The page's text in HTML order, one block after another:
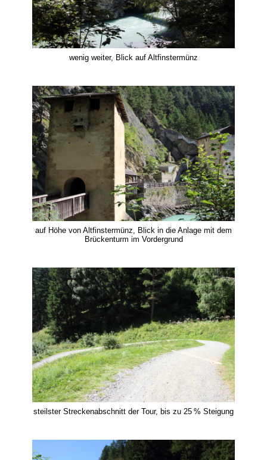
wenig weiter, Blick auf Altfinstermünz
auf Höhe von Altfinstermünz, Blick in die Anlage mit dem
Brückenturm im Vordergrund
steilster Streckenabschnitt der Tour, bis zu 25 % Steigung